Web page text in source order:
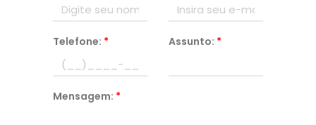
Telefone: * Assunto: *
Mensagem: *